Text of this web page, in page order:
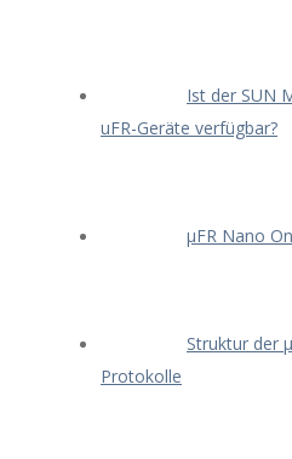
Ist der SUN
uFR-Geräte verfügbar?
μFR Nano
Struktur der
Protokolle